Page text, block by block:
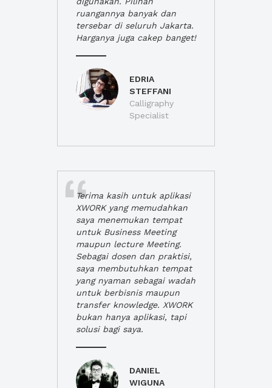
ruangannya banyak dan
tersebar di seluruh Jakarta.
Harganya juga cakep banget!
EDRIA
STEFFANI
Calligraphy
Specialist
Terima kasih untuk aplikasi
XWORK yang memudahkan
saya menemukan tempat
untuk Business Meeting
maupun lecture Meeting.
Sebagai dosen dan praktisi,
saya membutuhkan tempat
yang nyaman sebagai wadah
untuk berbisnis maupun
transfer knowledge. XWORK
bukan hanya aplikasi, tapi
solusi bagi saya.
DANIEL
WIGUNA